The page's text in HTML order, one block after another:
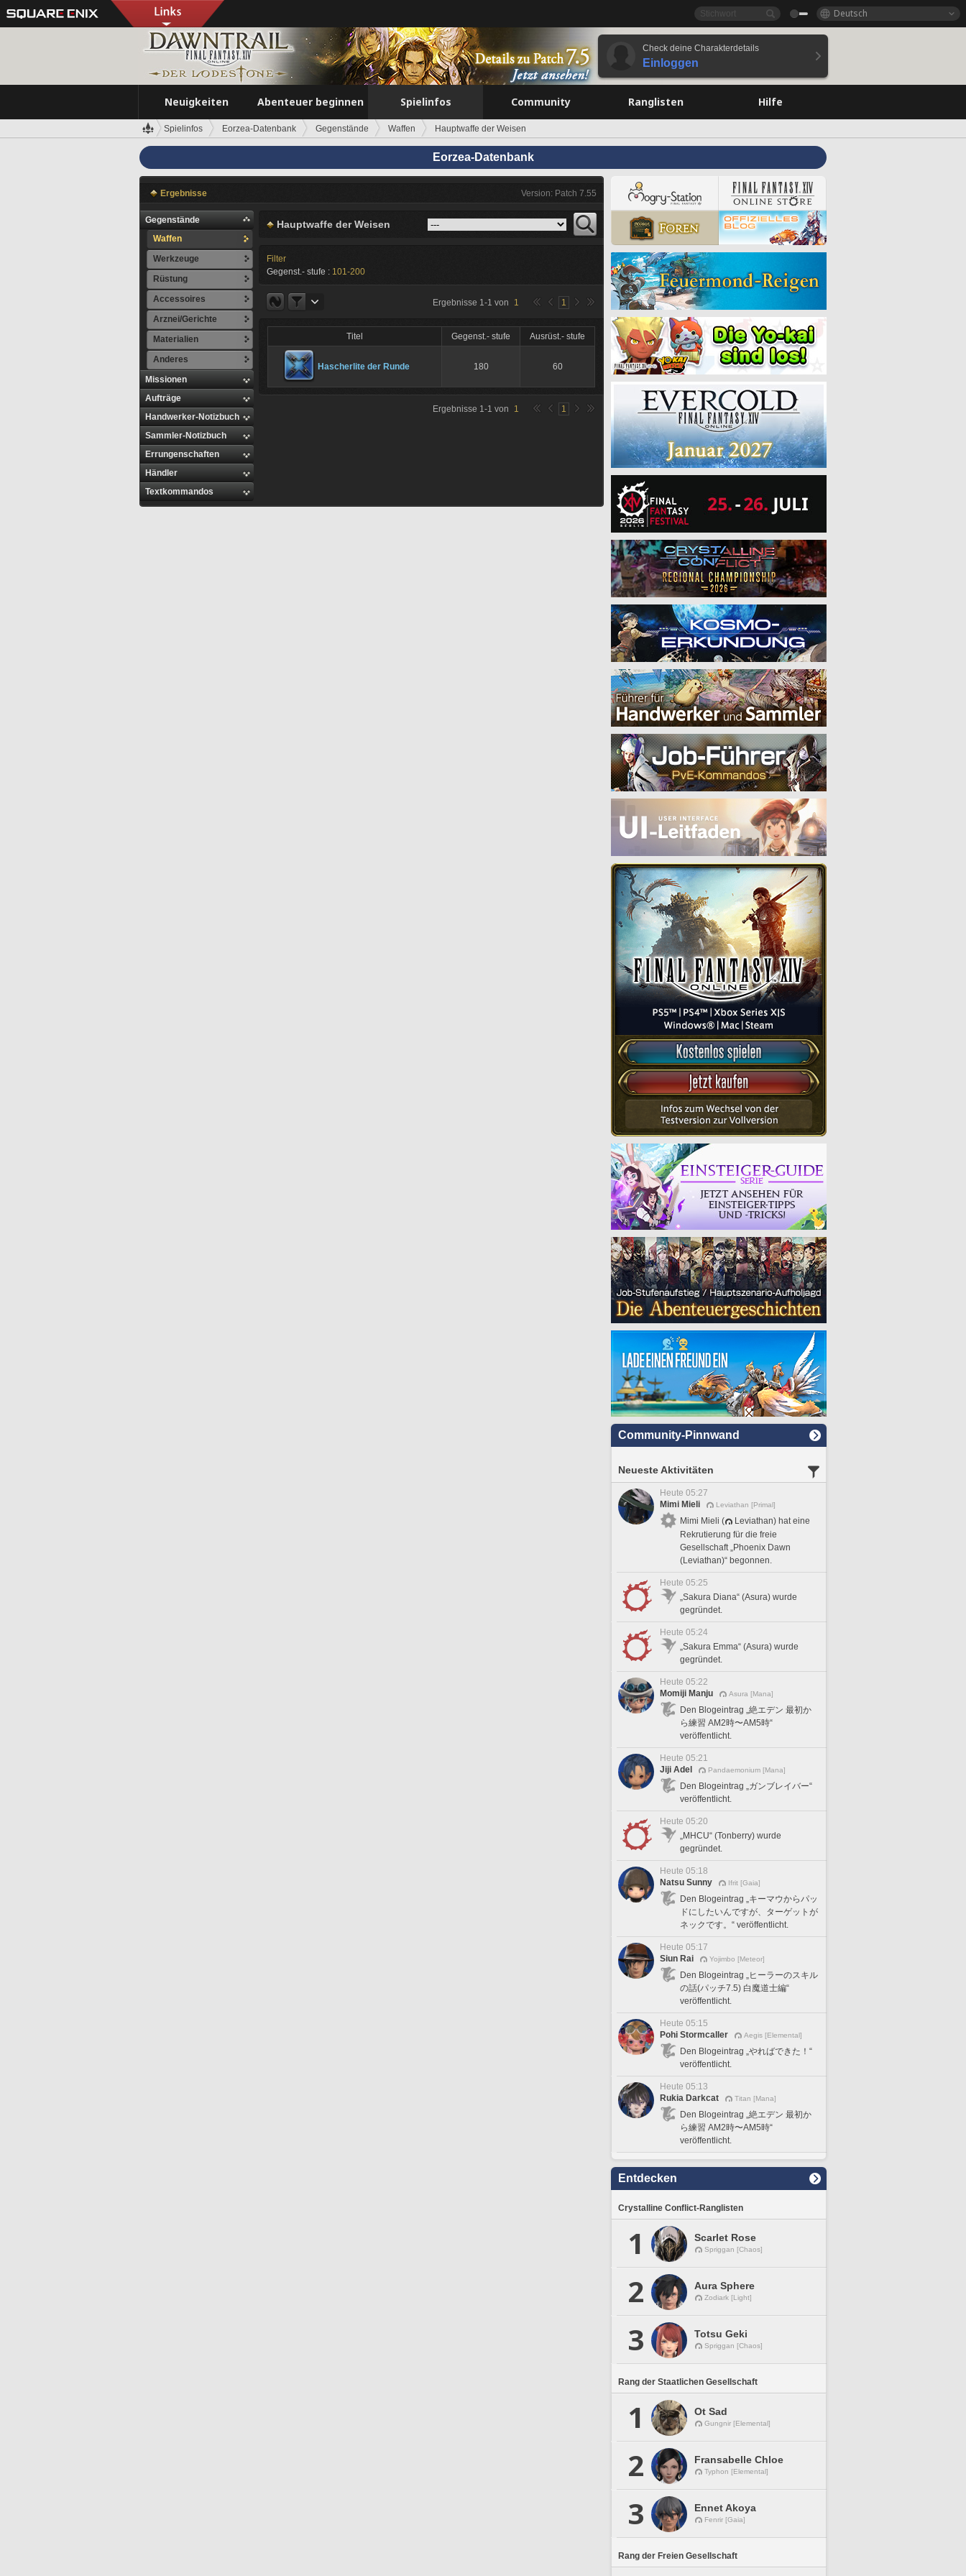
Deutsch
Check deine Charakterdetails
Einloggen
Neuigkeiten Abenteuer beginnen Spielinfos Community Ranglisten Hilfe
Spielinfos Eorzea-Datenbank Gegenstände Waffen Hauptwaffe der Weisen
Eorzea-Datenbank
Ergebnisse Version: Patch 7.55
Gegenstände
Waffen
Werkzeuge
Rüstung
Accessoires
Arznei/Gerichte
Materialien
Anderes
Missionen
Aufträge
Handwerker-Notizbuch
Sammler-Notizbuch
Errungenschaften
Händler
Textkommandos
Hauptwaffe der Weisen
Filter
Gegenst.- stufe : 101-200
Ergebnisse 1-1 von 1 1
Titel Gegenst.- stufe Ausrüst.- stufe
Hascherlite der Runde 180 60
Ergebnisse 1-1 von 1 1
Community-Pinnwand
Neueste Aktivitäten
Heute 05:27
Mimi Mieli
Leviathan [Primal]
Mimi Mieli (
Leviathan) hat eine
Rekrutierung für die freie
Gesellschaft „Phoenix Dawn
(Leviathan)“ begonnen.
Heute 05:25
„Sakura Diana“ (Asura) wurde
gegründet.
Heute 05:24
„Sakura Emma“ (Asura) wurde
gegründet.
Heute 05:22
Momiji Manju
Asura [Mana]
Den Blogeintrag „絶エデン 最初か
ら練習 AM2時〜AM5時“
veröffentlicht.
Heute 05:21
Jiji Adel
Pandaemonium [Mana]
Den Blogeintrag „ガンブレイバー“
veröffentlicht.
Heute 05:20
„MHCU“ (Tonberry) wurde
gegründet.
Heute 05:18
Natsu Sunny
Ifrit [Gaia]
Den Blogeintrag „キーマウからパッ
ドにしたいんですが、ターゲットが
ネックです。“ veröffentlicht.
Heute 05:17
Siun Rai
Yojimbo [Meteor]
Den Blogeintrag „ヒーラーのスキル
の話(パッチ7.5) 白魔道士編“
veröffentlicht.
Heute 05:15
Pohi Stormcaller
Aegis [Elemental]
Den Blogeintrag „やればできた！“
veröffentlicht.
Heute 05:13
Rukia Darkcat
Titan [Mana]
Den Blogeintrag „絶エデン 最初か
ら練習 AM2時〜AM5時“
veröffentlicht.
Entdecken
Crystalline Conflict-Ranglisten
1 Scarlet Rose
Spriggan [Chaos]
2 Aura Sphere
Zodiark [Light]
3 Totsu Geki
Spriggan [Chaos]
Rang der Staatlichen Gesellschaft
1 Ot Sad
Gungnir [Elemental]
2 Fransabelle Chloe
Typhon [Elemental]
3 Ennet Akoya
Fenrir [Gaia]
Rang der Freien Gesellschaft